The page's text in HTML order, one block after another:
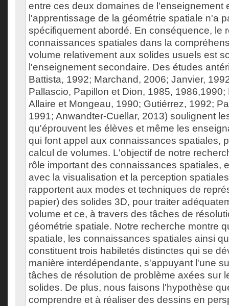
entre ces deux domaines de l'enseignement
l'apprentissage de la géométrie spatiale n'a
spécifiquement abordé. En conséquence, le
connaissances spatiales dans la
volume relativement aux solides usuels est
l'enseignement secondaire. Des études
Battista, 1992; Marchand, 2006; Janvier,
Pallascio, Papillon et Dion, 1985, 1986,1990;
Allaire et Mongeau, 1990; Gutiérrez, 1992;
1991; Anwandter-Cuellar, 2013) soulignent
qu'éprouvent les élèves et même les
qui font appel aux connaissances spatiales,
calcul de volumes. L'objectif de notre
rôle important des connaissances spatiales,
avec la visualisation et la perception
rapportent aux modes et techniques de
papier) des solides 3D, pour traiter
volume et ce, à travers des tâches de
géométrie spatiale. Notre recherche montre
spatiale, les connaissances spatiales ainsi
constituent trois habiletés distinctes qui se
manière interdépendante, s'appuyant l'une
tâches de résolution de problème axées sur
solides. De plus, nous faisons l'hypothèse
comprendre et à réaliser des dessins en